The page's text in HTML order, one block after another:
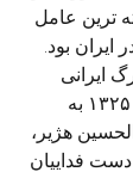
ترین عامل
ایران بود.
ایرانی
احمد کسروی تبریزی در سال ۱۳۲۵ به
هژیر،
در سال ۱۳۲۹ به دست فداییان